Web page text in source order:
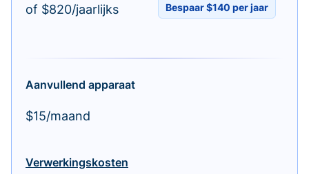
of $820/jaarlijks Bespaar $140 per jaar
Aanvullend apparaat
$15/maand
Verwerkingskosten